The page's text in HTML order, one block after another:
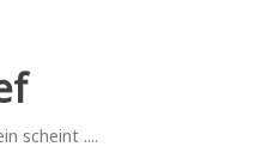
scheint ....